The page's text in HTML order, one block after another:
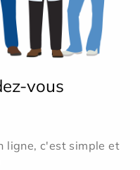
vous
ligne, c'est simple et